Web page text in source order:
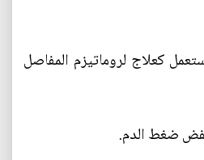
كعلاج لروماتيزم المفاصل
ضغط الدم.